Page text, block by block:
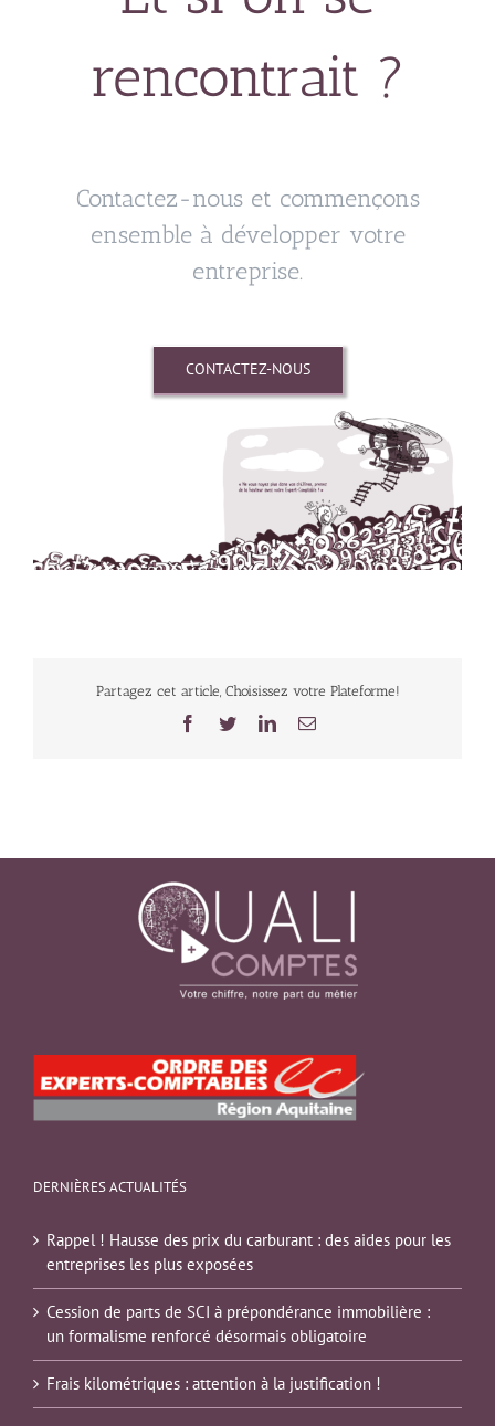
rencontrait ?
Contactez-nous et commençons
ensemble à développer votre
entreprise.
CONTACTEZ-NOUS
Partagez cet article, Choisissez votre Plateforme!
Facebook
TwitterLinkedInEmail
DERNIÈRES ACTUALITÉS
Rappel ! Hausse des prix du carburant : des aides pour les
entreprises les plus exposées
Cession de parts de SCI à prépondérance immobilière :
un formalisme renforcé désormais obligatoire
Frais kilométriques : attention à la justification !